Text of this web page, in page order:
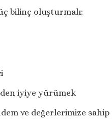
bilinç oluşturmalı:
iyiye yürümek
ve değerlerimize sahip